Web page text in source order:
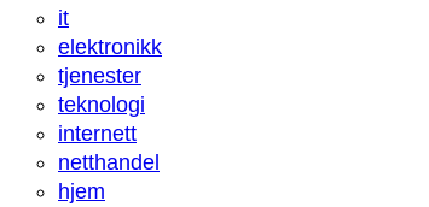
it
elektronikk
tjenester
teknologi
internett
netthandel
hjem